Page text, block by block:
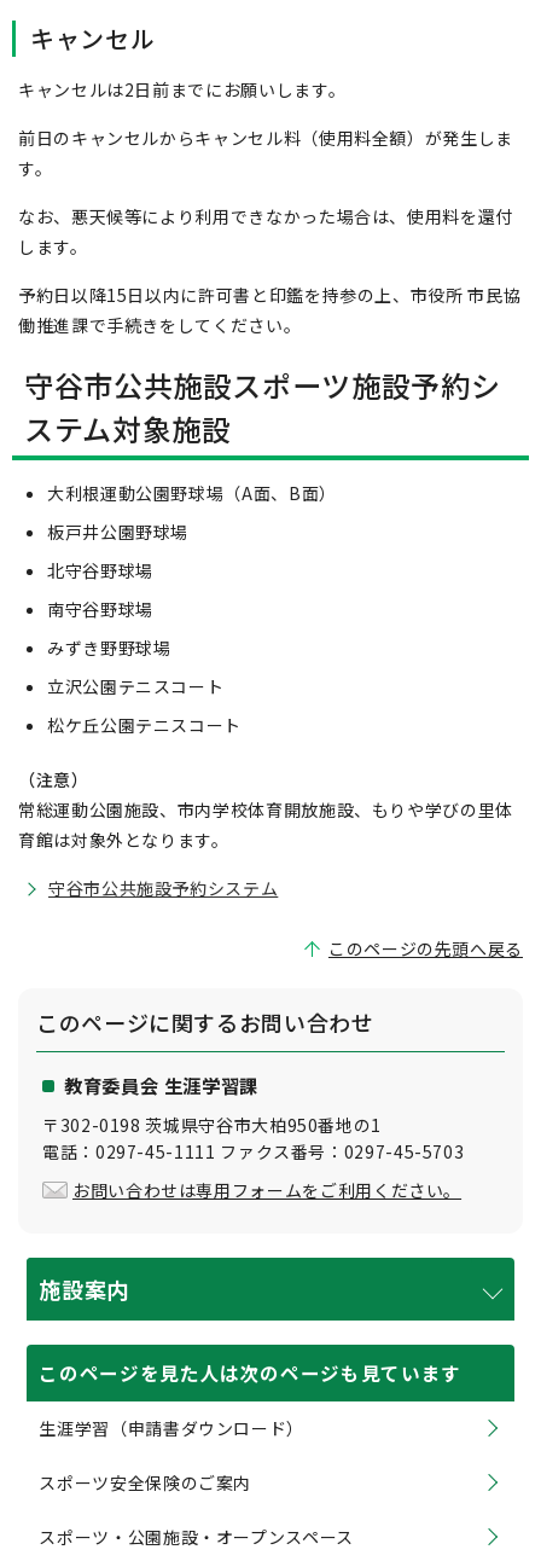
キャンセル
キャンセルは2日前までにお願いします。
前日のキャンセルからキャンセル料（使用料全額）が発生しま
す。
なお、悪天候等により利用できなかった場合は、使用料を還付
します。
予約日以降15日以内に許可書と印鑑を持参の上、市役所 市民協
働推進課で手続きをしてください。
守谷市公共施設スポーツ施設予約シ
ステム対象施設
大利根運動公園野球場（A面、B面）
板戸井公園野球場
北守谷野球場
南守谷野球場
みずき野野球場
立沢公園テニスコート
松ケ丘公園テニスコート
（注意）
常総運動公園施設、市内学校体育開放施設、もりや学びの里体
育館は対象外となります。
守谷市公共施設予約システム
このページの先頭へ戻る
このページに関するお問い合わせ
教育委員会 生涯学習課
〒302-0198 茨城県守谷市大柏950番地の1
電話：0297-45-1111 ファクス番号：0297-45-5703
お問い合わせは専用フォームをご利用ください。
施設案内
このページを見た人は次のページも見ています
生涯学習（申請書ダウンロード）
スポーツ安全保険のご案内
スポーツ・公園施設・オープンスペース